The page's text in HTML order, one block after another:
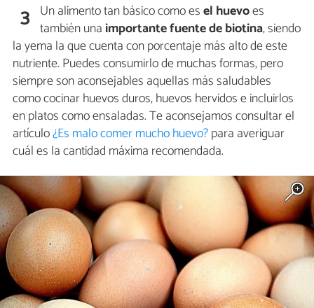
3 Un alimento tan básico como esel huevoes
también una importante fuente de biotina, siendo
la yema la que cuenta con porcentaje más alto de este
nutriente. Puedes consumirlo de muchas formas, pero
siempre son aconsejables aquellas más saludables
como cocinar huevos duros, huevos hervidos e incluirlos
en platos como ensaladas. Te aconsejamos consultar el
artículo¿Es malo comer mucho huevo?para averiguar
cuál es la cantidad máxima recomendada.